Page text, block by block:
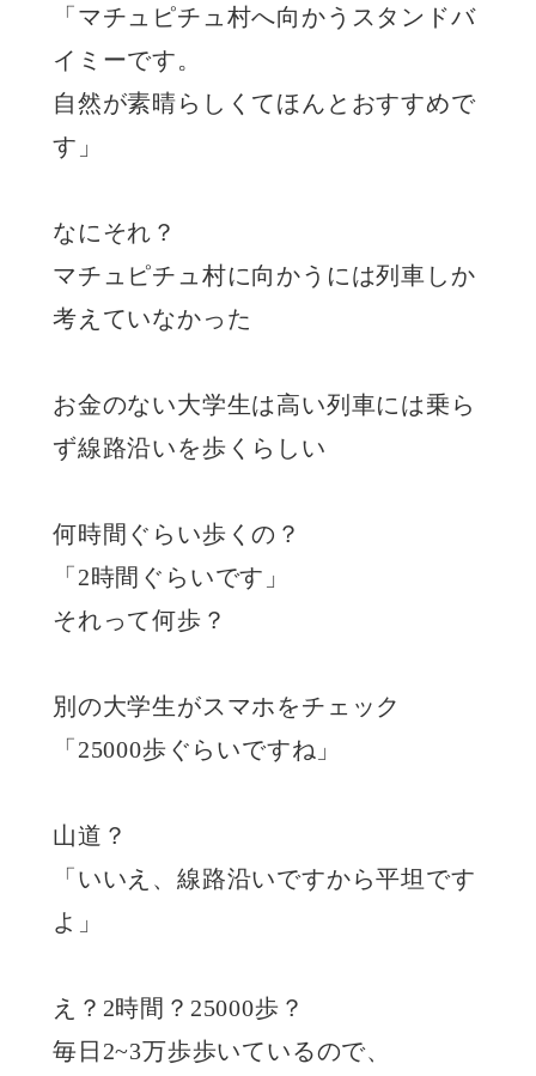
「マチュピチュ村へ向かうスタンドバ
イミーです。
自然が素晴らしくてほんとおすすめで
す」
なにそれ？
マチュピチュ村に向かうには列車しか
考えていなかった
お金のない大学生は高い列車には乗ら
ず線路沿いを歩くらしい
何時間ぐらい歩くの？
「2時間ぐらいです」
それって何歩？
別の大学生がスマホをチェック
「25000歩ぐらいですね」
山道？
「いいえ、線路沿いですから平坦です
よ」
え？2時間？25000歩？
毎日2~3万歩歩いているので、